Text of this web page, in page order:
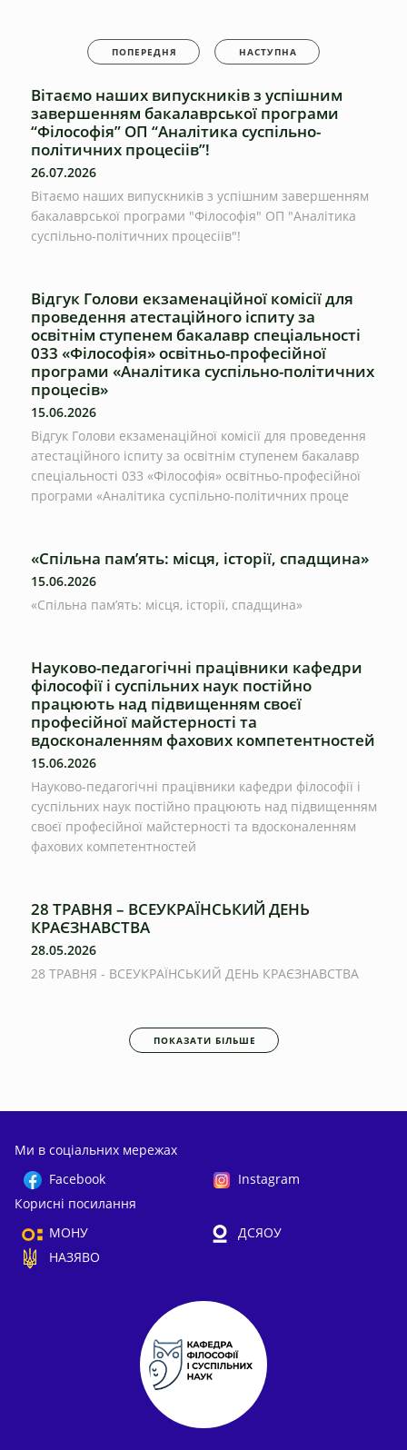
ПОПЕРЕДНЯ НАСТУПНА
Вітаємо наших випускників з успішним
завершенням бакалаврської програми
“Філософія” ОП “Аналітика суспільно-
політичних процесіів”!
26.07.2026
Вітаємо наших випускників з успішним завершенням
бакалаврської програми "Філософія" ОП "Аналітика
суспільно-політичних процесіів"!
Відгук Голови екзаменаційної комісії для
проведення атестаційного іспиту за
освітнім ступенем бакалавр спеціальності
033 «Філософія» освітньо-професійної
програми «Аналітика суспільно-політичних
процесів»
15.06.2026
Відгук Голови екзаменаційної комісії для проведення
атестаційного іспиту за освітнім ступенем бакалавр
спеціальності 033 «Філософія» освітньо-професійної
програми «Аналітика суспільно-політичних проце
«Спільна пам’ять: місця, історії, спадщина»
15.06.2026
«Спільна пам’ять: місця, історії, спадщина»
Науково-педагогічні працівники кафедри
філософії і суспільних наук постійно
працюють над підвищенням своєї
професійної майстерності та
вдосконаленням фахових компетентностей
15.06.2026
Науково-педагогічні працівники кафедри філософії і
суспільних наук постійно працюють над підвищенням
своєї професійної майстерності та вдосконаленням
фахових компетентностей
28 ТРАВНЯ – ВСЕУКРАЇНСЬКИЙ ДЕНЬ
КРАЄЗНАВСТВА
28.05.2026
28 ТРАВНЯ - ВСЕУКРАЇНСЬКИЙ ДЕНЬ КРАЄЗНАВСТВА
ПОКАЗАТИ БІЛЬШЕ
Ми в соціальних мережах
Facebook
Instagram
Корисні посилання
МОНУ
ДСЯОУ
НАЗЯВО